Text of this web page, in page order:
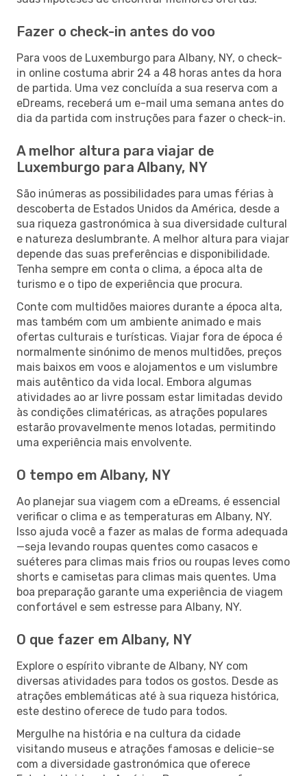
Fazer o check-in antes do voo
Para voos de Luxemburgo para Albany, NY, o check-
in online costuma abrir 24 a 48 horas antes da hora
de partida. Uma vez concluída a sua reserva com a
eDreams, receberá um e-mail uma semana antes do
dia da partida com instruções para fazer o check-in.
A melhor altura para viajar de
Luxemburgo para Albany, NY
São inúmeras as possibilidades para umas férias à
descoberta de Estados Unidos da América, desde a
sua riqueza gastronómica à sua diversidade cultural
e natureza deslumbrante. A melhor altura para viajar
depende das suas preferências e disponibilidade.
Tenha sempre em conta o clima, a época alta de
turismo e o tipo de experiência que procura.
Conte com multidões maiores durante a época alta,
mas também com um ambiente animado e mais
ofertas culturais e turísticas. Viajar fora de época é
normalmente sinónimo de menos multidões, preços
mais baixos em voos e alojamentos e um vislumbre
mais autêntico da vida local. Embora algumas
atividades ao ar livre possam estar limitadas devido
às condições climatéricas, as atrações populares
estarão provavelmente menos lotadas, permitindo
uma experiência mais envolvente.
O tempo em Albany, NY
Ao planejar sua viagem com a eDreams, é essencial
verificar o clima e as temperaturas em Albany, NY.
Isso ajuda você a fazer as malas de forma adequada
—seja levando roupas quentes como casacos e
suéteres para climas mais frios ou roupas leves como
shorts e camisetas para climas mais quentes. Uma
boa preparação garante uma experiência de viagem
confortável e sem estresse para Albany, NY.
O que fazer em Albany, NY
Explore o espírito vibrante de Albany, NY com
diversas atividades para todos os gostos. Desde as
atrações emblemáticas até à sua riqueza histórica,
este destino oferece de tudo para todos.
Mergulhe na história e na cultura da cidade
visitando museus e atrações famosas e delicie-se
com a diversidade gastronómica que oferece